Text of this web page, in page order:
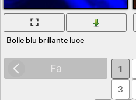
Bolle blu brillante luce
Fa 1
3